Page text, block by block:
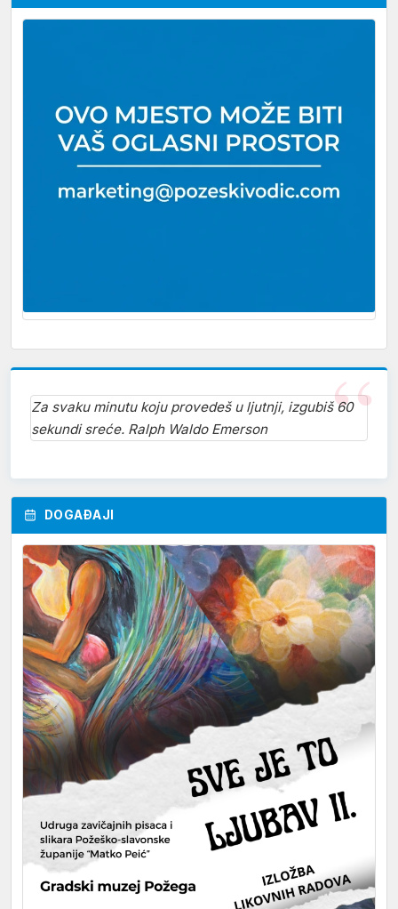
Za svaku minutu koju provedeš u ljutnji, izgubiš 60
sekundi sreće. Ralph Waldo Emerson
DOGAĐAJI